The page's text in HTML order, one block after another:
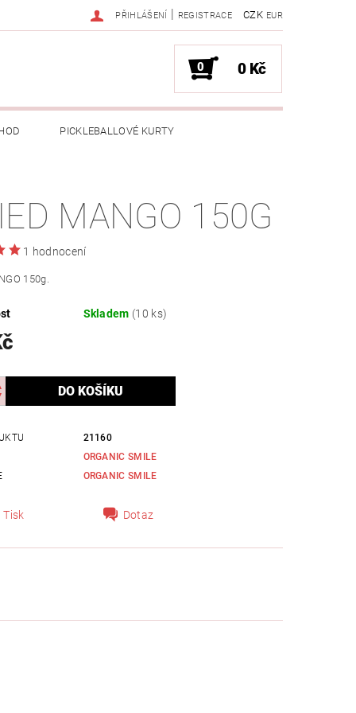
CZK EUR
PŘIHLÁŠENÍ | REGISTRACE
0 0 Kč
PICKLEBALLOVÉ KURTY
MANGO 150G
1 hodnocení
150g.
Skladem (10 ks)
21160
ORGANIC SMILE
ORGANIC SMILE
Tisk Dotaz